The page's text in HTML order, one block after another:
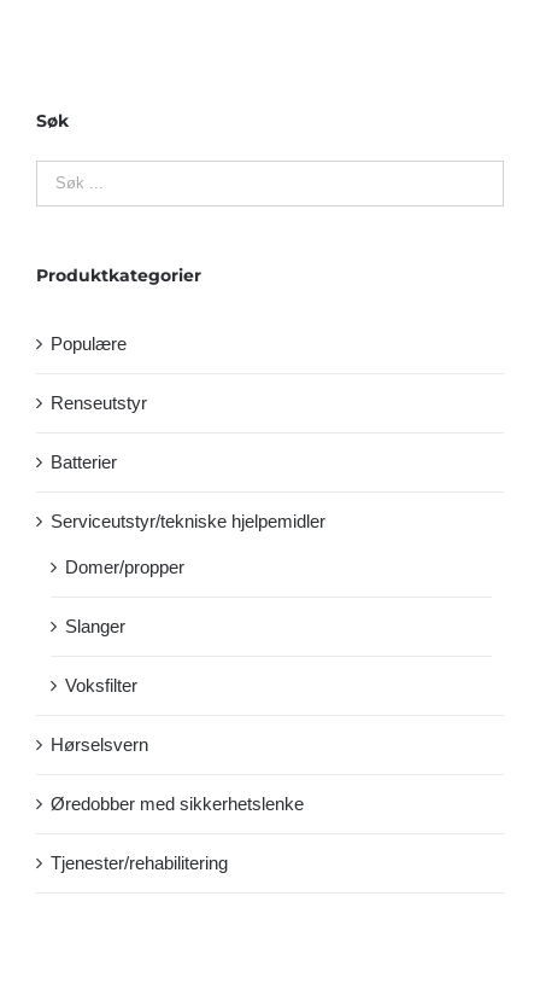
Søk
Produktkategorier
Populære
Renseutstyr
Batterier
Serviceutstyr/tekniske hjelpemidler
Domer/propper
Slanger
Voksfilter
Hørselsvern
Øredobber med sikkerhetslenke
Tjenester/rehabilitering